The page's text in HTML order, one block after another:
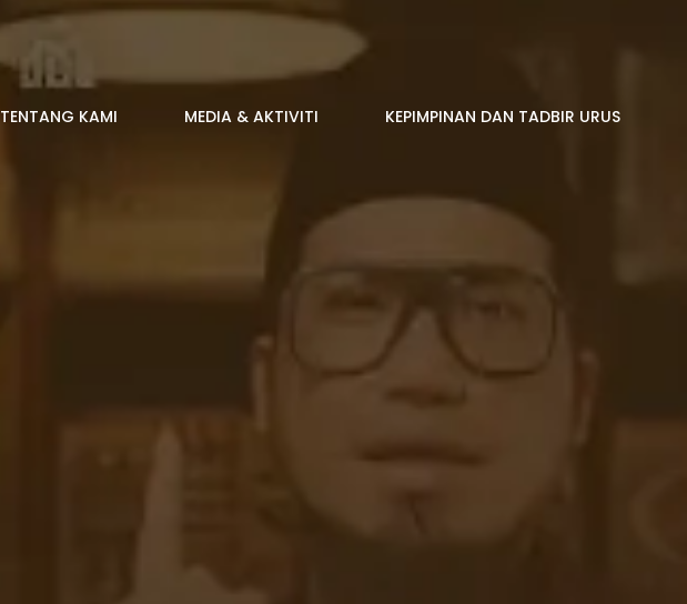
TENTANG KAMI MEDIA & AKTIVITI KEPIMPINAN DAN TADBIR URUS